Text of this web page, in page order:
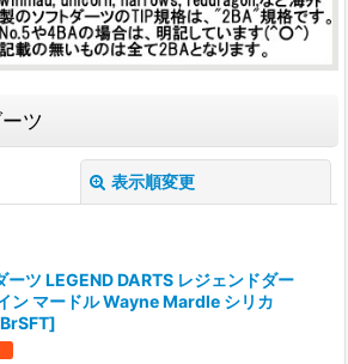
ツ
表示順変更
ーツ LEGEND DARTS レジェンドダー
ン マードル Wayne Mardle シリカ
]